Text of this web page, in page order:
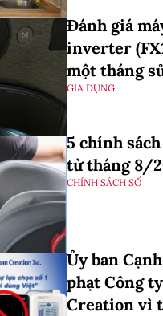
Đánh giá
inverter
một tháng
GIA DỤNG
5 chính
từ tháng 8/
CHÍNH SÁCH SỐ
Ủy ban
phạt Công
Creation vì